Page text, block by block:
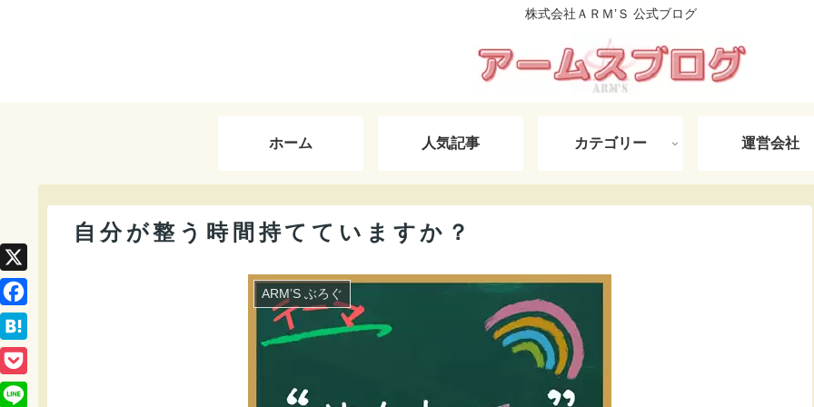
株式会社ＡＲＭ’Ｓ 公式ブログ
ホーム 人気記事 カテゴリー 運営会社
自分が整う時間持てていますか？
ARM’S ぶろぐ
X
F
a
c
e
H
a
P